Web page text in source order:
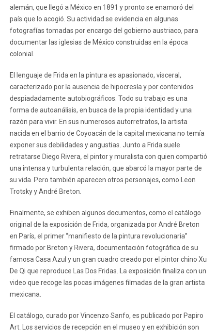
alemán, que llegó a México en 1891 y pronto se enamoró del
país que lo acogió. Su actividad se evidencia en algunas
fotografías tomadas por encargo del gobierno austriaco, para
documentar las iglesias de México construidas en la época
colonial.
El lenguaje de Frida en la pintura es apasionado, visceral,
caracterizado por la ausencia de hipocresía y por contenidos
despiadadamente autobiográficos. Todo su trabajo es una
forma de autoanálisis, en busca de la propia identidad y una
razón para vivir. En sus numerosos autorretratos, la artista
nacida en el barrio de Coyoacán de la capital mexicana no temía
exponer sus debilidades y angustias. Junto a Frida suele
retratarse Diego Rivera, el pintor y muralista con quien compartió
una intensa y turbulenta relación, que abarcó la mayor parte de
su vida. Pero también aparecen otros personajes, como Leon
Trotsky y André Breton.
Finalmente, se exhiben algunos documentos, como el catálogo
original de la exposición de Frida, organizada por André Breton
en París, el primer “manifiesto de la pintura revolucionaria”
firmado por Breton y Rivera, documentación fotográfica de su
famosa Casa Azul y un gran cuadro creado por el pintor chino Xu
De Qi que reproduce Las Dos Fridas. La exposición finaliza con un
video que recoge las pocas imágenes filmadas de la gran artista
mexicana.
El catálogo, curado por Vincenzo Sanfo, es publicado por Papiro
Art. Los servicios de recepción en el museo y en exhibición son